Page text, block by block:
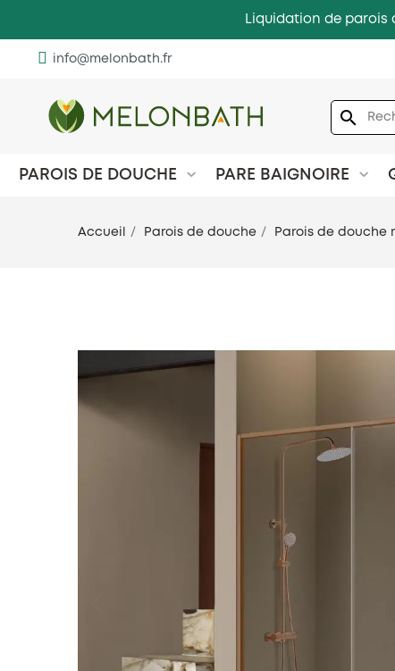
Liquidation de parois
info@melonbath.fr
search
PAROIS DE DOUCHE PARE BAIGNOIRE
Accueil Parois de douche Parois de douche